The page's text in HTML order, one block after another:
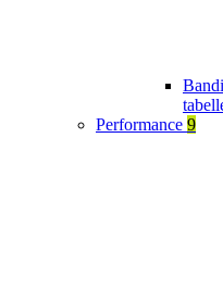
Performance 9